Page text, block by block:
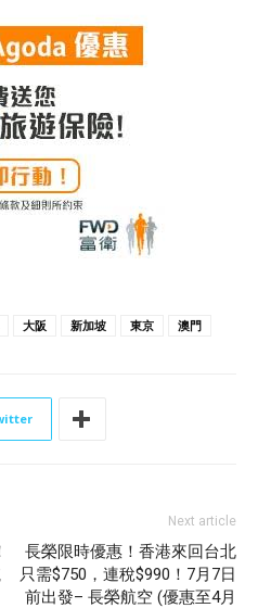
大阪 新加坡 東京 澳門
Next article
長榮限時優惠！香港來回台北
只需$750，連稅$990！7月7日
前出發– 長榮航空 (優惠至4月